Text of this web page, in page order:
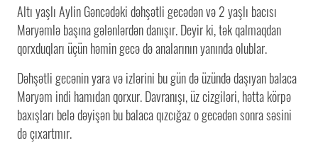
Altı yaşlı Aylin Gəncədəki dəhşətli gecədən və 2 yaşlı bacısı
Məryəmlə başına gələnlərdən danışır. Deyir ki, tək qalmaqdan
qorxduqları üçün həmin gecə də analarının yanında olublar.
Dəhşətli gecənin yara və izlərini bu gün də üzündə daşıyan balaca
Məryəm indi hamıdan qorxur. Davranışı, üz cizgiləri, hətta körpə
baxışları belə dəyişən bu balaca qızcığaz o gecədən sonra səsini
də çıxartmır.